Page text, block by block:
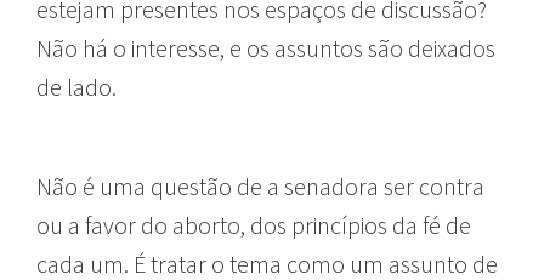
estejam presentes nos espaços de discussão?
Não há o interesse, e os assuntos são deixados
de lado.
Não é uma questão de a senadora ser contra
ou a favor do aborto, dos princípios da fé de
cada um. É tratar o tema como um assunto de